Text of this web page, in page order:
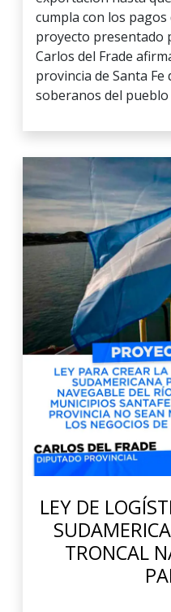
cumpla con los
proyecto presentado
Carlos del Frade
provincia de Santa
soberanos del
LEY DE
TRONCAL